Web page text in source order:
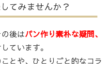
てみませんか？
後はパン作り素朴な疑問、
ています。
とや、ひとりごと的なコラ